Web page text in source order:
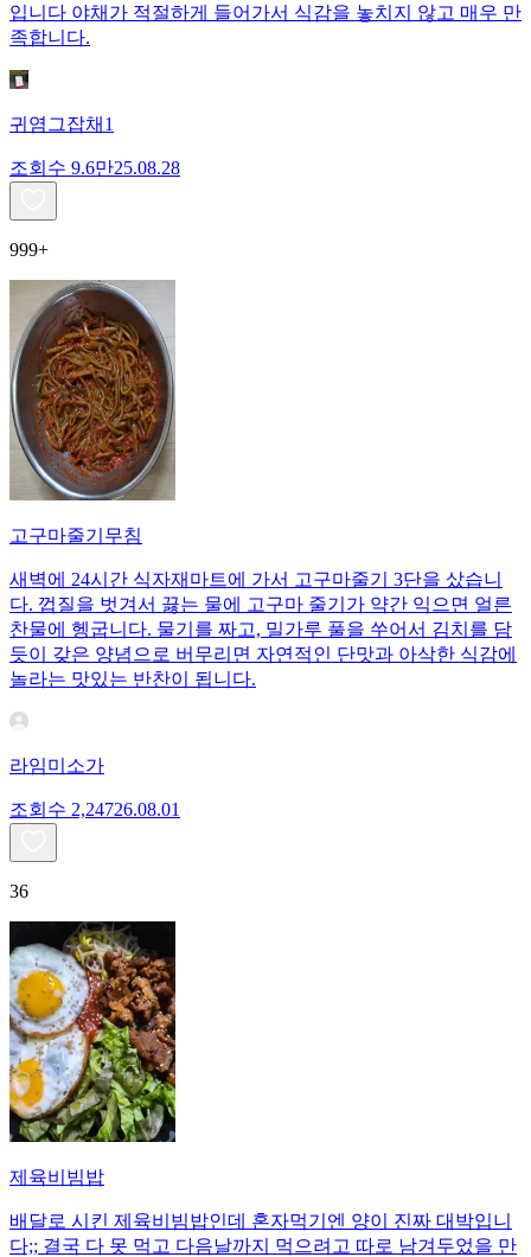
입니다 야채가 적절하게 들어가서 식감을 놓치지 않고 매우 만
족합니다.
귀염그잡채1
조회수 9.6만25.08.28
999+
고구마줄기무침
새벽에 24시간 식자재마트에 가서 고구마줄기 3단을 샀습니
다. 껍질을 벗겨서 끓는 물에 고구마 줄기가 약간 익으면 얼른
찬물에 헹굽니다. 물기를 짜고, 밀가루 풀을 쑤어서 김치를 담
듯이 갖은 양념으로 버무리면 자연적인 단맛과 아삭한 식감에
놀라는 맛있는 반찬이 됩니다.
라임미소가
조회수 2,24726.08.01
36
제육비빔밥
배달로 시킨 제육비빔밥인데 혼자먹기엔 양이 진짜 대박입니
다;; 결국 다 못 먹고 다음날까지 먹으려고 따로 남겨두었을 만